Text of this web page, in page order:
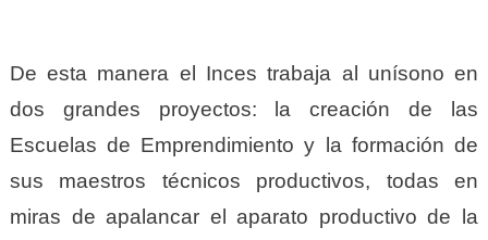
De esta manera el Inces trabaja al unísono en
dos grandes proyectos: la creación de las
Escuelas de Emprendimiento y la formación de
sus maestros técnicos productivos, todas en
miras de apalancar el aparato productivo de la